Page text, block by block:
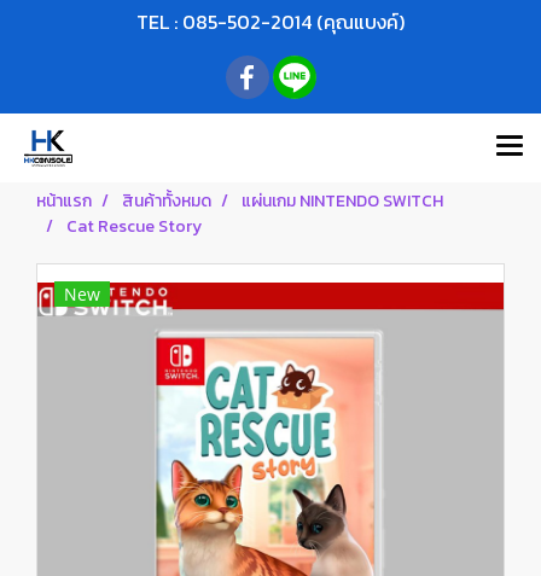
TEL : 085-502-2014 (คุณแบงค์)
หน้าแรก สินค้าทั้งหมด
แผ่นเกม NINTENDO SWITCH
Cat Rescue Story
New